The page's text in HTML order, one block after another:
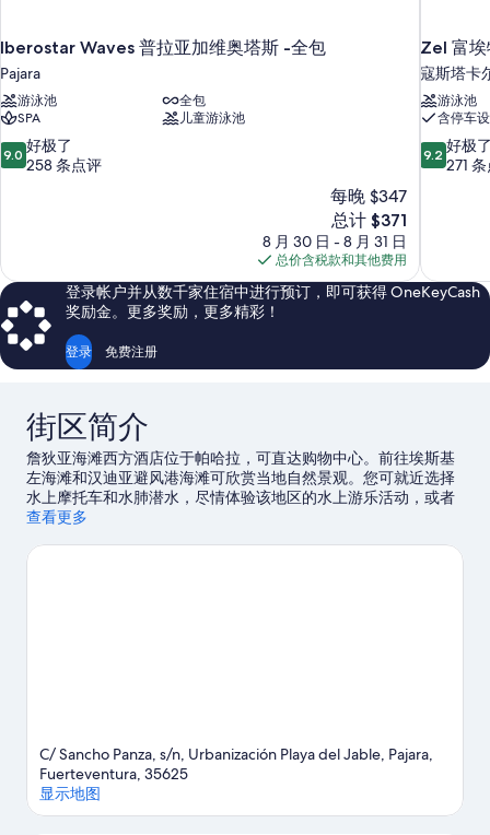
Iberostar Waves 普拉亚加维奥塔斯 -全包
Pajara
游泳池
全包
SPA
儿童游泳池
9.0
分，
了，
258
条
点
评
9.0 好极了
258 条点评
每晚 $347
新
价
格
$371
总计 $371
8 月 30 日 - 8 月 31 日
总价含税款和其他费用
Zel 富
寇斯塔卡
游泳池
含停车
9.2
分，
了，
271
9.2 好极
271
登录帐户并从数千家住宿中进行预订，即可获得 OneKeyCash
奖励金。更多奖励，更多精彩！
登录 免费注册
街区简介
詹狄亚海滩西方酒店位于帕哈拉，可直达购物中心。前往埃斯基
左海滩和汉迪亚避风港海滩可欣赏当地自然景观。您可就近选择
水上摩托车和水肺潜水，尽情体验该地区的水上游乐活动，或者
还可选择徒步/骑行和骑马，体验优美的户外风景。
查看更多
C/ Sancho Panza, s/n, Urbanización Playa del Jable, Pajara,
Fuerteventura, 35625
显示地图